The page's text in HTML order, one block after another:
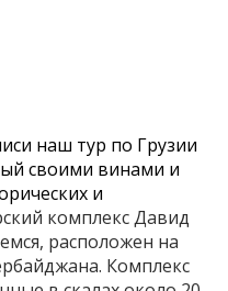
наш тур по Грузии
своими винами и
и
комплекс Давид
расположен на
Комплекс